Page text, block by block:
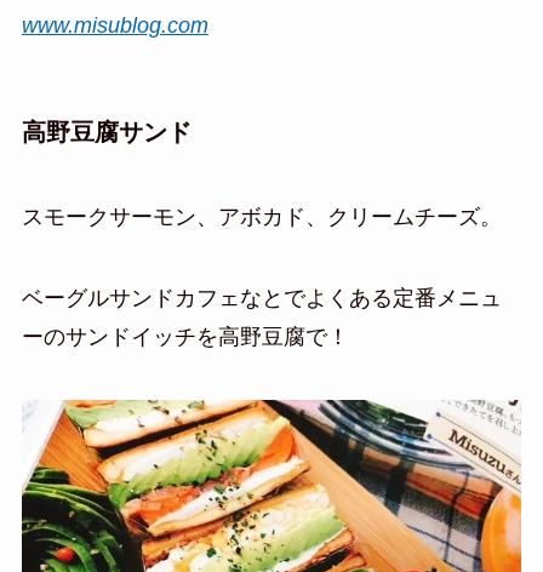
www.misublog.com
高野豆腐サンド
スモークサーモン、アボカド、クリームチーズ。
ベーグルサンドカフェなとでよくある定番メニュ
ーのサンドイッチを高野豆腐で！